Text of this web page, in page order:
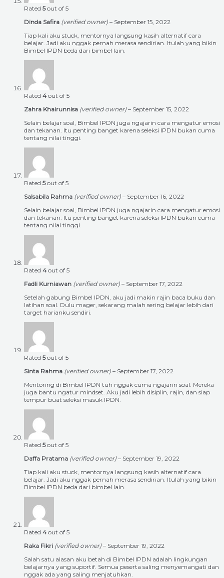
Rated 5out of 5
Dinda Safira (verified owner) – September 15, 2022
Tiap kali aku stuck, mentornya langsung kasih alternatif cara
belajar. Jadi aku nggak pernah merasa sendirian. Itulah yang bikin
Bimbel IPDN beda dari bimbel lain.
Rated 4 out of 5
Zahra Khairunnisa (verified owner) – September 15, 2022
Selain belajar soal, Bimbel IPDN juga ngajarin cara mengatur emosi
dan tekanan. Itu penting banget karena seleksi IPDN bukan cuma
tentang nilai tinggi.
Rated 5out of 5
Salsabila Rahma (verified owner) – September 16, 2022
Selain belajar soal, Bimbel IPDN juga ngajarin cara mengatur emosi
dan tekanan. Itu penting banget karena seleksi IPDN bukan cuma
tentang nilai tinggi.
Rated 4 out of 5
Fadli Kurniawan (verified owner) – September 17, 2022
Setelah gabung Bimbel IPDN, aku jadi makin rajin baca buku dan
latihan soal. Dulu mager, sekarang malah sering belajar lebih dari
target harianku sendiri.
Rated 5out of 5
Sinta Rahma (verified owner) – September 17, 2022
Mentoring di Bimbel IPDN tuh nggak cuma ngajarin soal. Mereka
juga bantu ngatur mindset. Aku jadi lebih disiplin, rajin, dan siap
tempur buat seleksi masuk IPDN.
Rated 5out of 5
Daffa Pratama (verified owner) – September 19, 2022
Tiap kali aku stuck, mentornya langsung kasih alternatif cara
belajar. Jadi aku nggak pernah merasa sendirian. Itulah yang bikin
Bimbel IPDN beda dari bimbel lain.
Rated 4 out of 5
Raka Fikri (verified owner) – September 19, 2022
Salah satu alasan aku betah di Bimbel IPDN adalah lingkungan
belajarnya yang suportif. Semua peserta saling menyemangati dan
nggak ada yang saling menjatuhkan.